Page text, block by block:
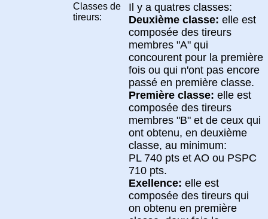
Classes de
tireurs:
Il y a quatres classes:
Deuxième classe: elle est
composée des tireurs
membres "A" qui
concourent pour la première
fois ou qui n'ont pas encore
passé en première classe.
Première classe: elle est
composée des tireurs
membres "B" et de ceux qui
ont obtenu, en deuxième
classe, au minimum:
PL 740 pts et AO ou PSPC
710 pts.
Exellence: elle est
composée des tireurs qui
on obtenu en première